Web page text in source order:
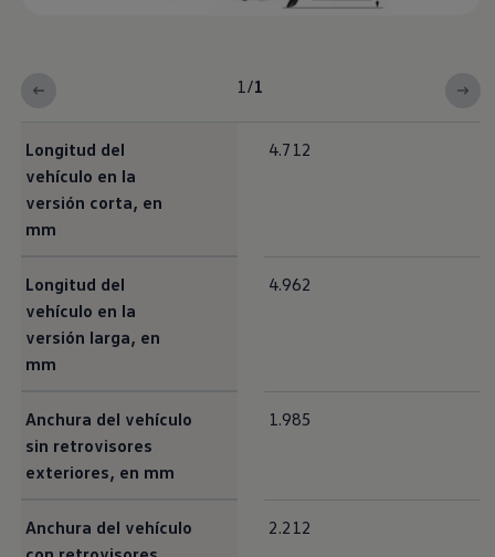
Ventajas para profesionales
Ventajas para particulares
VW Connect
Descarga de nuevas funcionalidades
Clientes y posventa
Mantenimiento y reparaciones
Plan de mantenimiento
Asistencia y garantía
Asistencia en carretera
Garantía Volkswagen
Ventajas para profesionales
Recogida y entrega del vehículo
ServicePlus
1/1
Longitud del
vehículo en la
versión corta, en
mm
4.712
Longitud del
vehículo en la
versión larga, en
mm
4.962
Anchura del vehículo
sin retrovisores
exteriores, en mm
1.985
Anchura del vehículo
2.212